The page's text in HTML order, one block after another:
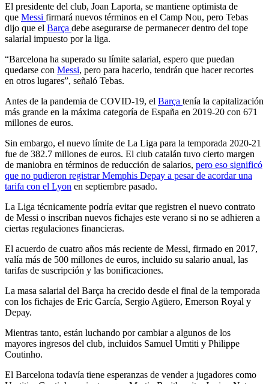
El presidente del club, Joan Laporta, se mantiene optimista de
que Messi firmará nuevos términos en el Camp Nou, pero Tebas
dijo que el Barça debe asegurarse de permanecer dentro del tope
salarial impuesto por la liga.
“Barcelona ha superado su límite salarial, espero que puedan
quedarse con Messi, pero para hacerlo, tendrán que hacer recortes
en otros lugares”, señaló Tebas.
Antes de la pandemia de COVID-19, el Barça tenía la capitalización
más grande en la máxima categoría de España en 2019-20 con 671
millones de euros.
Sin embargo, el nuevo límite de La Liga para la temporada 2020-21
fue de 382.7 millones de euros. El club catalán tuvo cierto margen
de maniobra en términos de reducción de salarios, pero eso significó
que no pudieron registrar Memphis Depay a pesar de acordar una
tarifa con el Lyon en septiembre pasado.
La Liga técnicamente podría evitar que registren el nuevo contrato
de Messi o inscriban nuevos fichajes este verano si no se adhieren a
ciertas regulaciones financieras.
El acuerdo de cuatro años más reciente de Messi, firmado en 2017,
valía más de 500 millones de euros, incluido su salario anual, las
tarifas de suscripción y las bonificaciones.
La masa salarial del Barça ha crecido desde el final de la temporada
con los fichajes de Eric García, Sergio Agüero, Emerson Royal y
Depay.
Mientras tanto, están luchando por cambiar a algunos de los
mayores ingresos del club, incluidos Samuel Umtiti y Philippe
Coutinho.
El Barcelona todavía tiene esperanzas de vender a jugadores como